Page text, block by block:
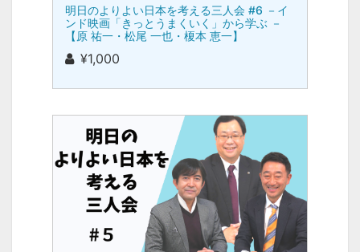
明日のよりよい日本を考える三人会 #6 －イ
ンド映画「きっとうまくいく」から学ぶ －
【原 祐一・松尾 一也・榎本 恵一】
¥1,000